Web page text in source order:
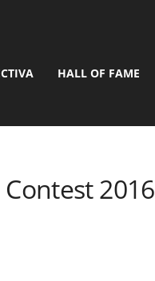
HALL OF FAME
2016